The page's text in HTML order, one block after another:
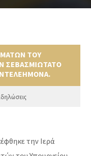
ΤΟΥ
ΣΕΒΑΣΜΙΩΤΑΤΟ
την Ιερά